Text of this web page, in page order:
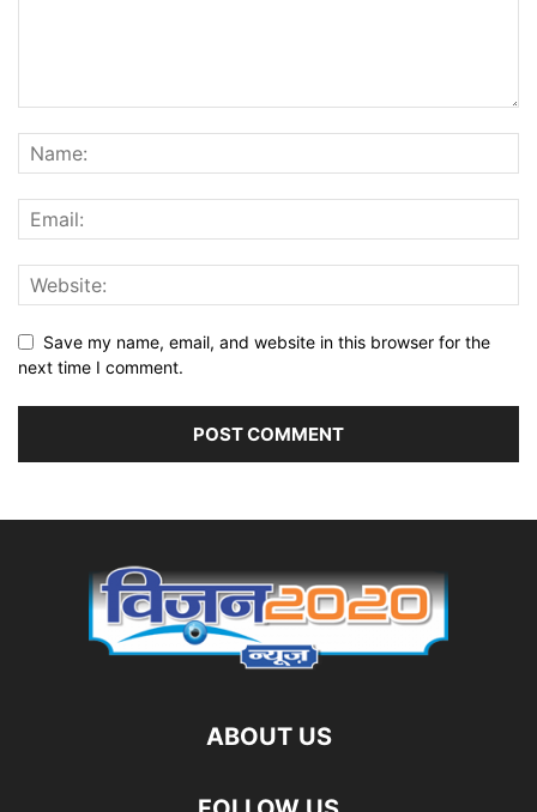
Save my name, email, and website in this browser for the
next time I comment.
ABOUT US